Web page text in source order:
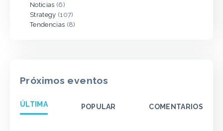
Noticias (6)
Strategy (107)
Tendencias (8)
Próximos eventos
ÚLTIMA POPULAR COMENTARIOS